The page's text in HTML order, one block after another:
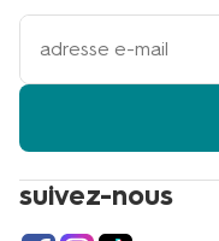
suivez-nous
votre
adresse